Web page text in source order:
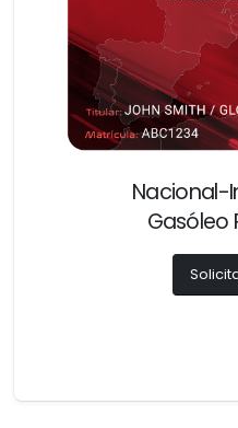
Nacional-
Gasóleo